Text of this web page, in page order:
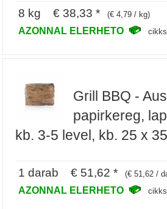
8 kg € 38,33 * (€ 4,79 / kg)
AZONNAL ELERHETO
Grill BBQ -
papirkereg,
kb. 3-5 level, kb. 25 x
1 darab € 51,62 * (€ 51,62 /
AZONNAL ELERHETO